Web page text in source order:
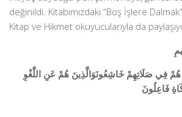
değinildi. Kitabımızdaki “Boş İşlere Dalmak”
Kitap ve Hikmet okuyucularıyla da
هُمْ فِي صَلَاتِهِمْ خَاشِعُونَوَالَّذِينَ هُمْ عَنِ اللَّغْوِ
فَاعِلُونَ